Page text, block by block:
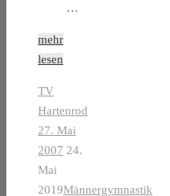
…
mehr
lesen
TV
Hartenrod
27. Mai
2007 24.
Mai
2019Männergymnastik